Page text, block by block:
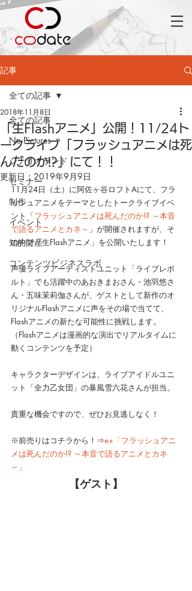
記事
全ての記事
No Pictures
シナリオランド
セミナー
制作
イベント
知的財産
コンテンツビジネスラボ
全ての記事
「生Flashアニメ」公開！11/24ト
ークライブ「フラッシュアニメは死
んだのか!?」にて！！
2018年11月8日
更新日： 2019年9月9日
11月24日（土）に阿佐ヶ谷ロフトAにて、フラ
ッシュアニメをテーマとしたトークライブイベ
ント「フラッシュアニメは死んだのか!? ～本音
で語るアニメとカネ～ 」が開催されますが、そ
の中で「生Flashアニメ」を公開いたします！
声優ライブアーティストユニット「ライブレボ
ルト」でも活躍中のあおきまおさん・池羽悠さ
ん・五味茉莉伽さんが、ゲストとして新作のオ
リジナルFlashアニメに声をその場で当てて、
Flashアニメの新たな可能性に挑戦します。
（Flashアニメは漫画的な演出でリアルタイムに
動くコンテンツを予定）
キャラクターデザインは、ライブアイドルユニ
ット「全力乙女団」の暴風雪六花さんが担当。
貴重な機会ですので、ぜひお見逃しなく！
※前売りはコチラから！⇒e+「フラッシュアニ
メは死んだのか!? ～本音で語るアニメとカネ
～」
【ゲスト】